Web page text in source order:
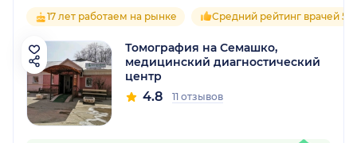
17 лет работаем на рынке Средний рейтинг врачей 5.0
Томография на Семашко,
медицинский диагностический
центр
4.8 11 отзывов